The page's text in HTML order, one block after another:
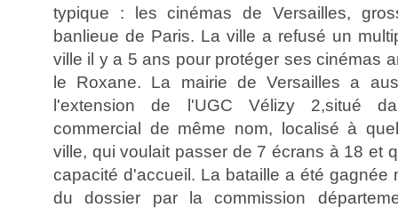
typique : les cinémas de Versailles,
banlieue de Paris. La ville a refusé un
ville il y a 5 ans pour protéger ses cinémas
le Roxane. La mairie de Versailles a
l'extension de l'UGC Vélizy 2,situé
commercial de même nom, localisé à
ville, qui voulait passer de 7 écrans à 18 et
capacité d'accueil. La bataille a été gagnée
du dossier par la commission